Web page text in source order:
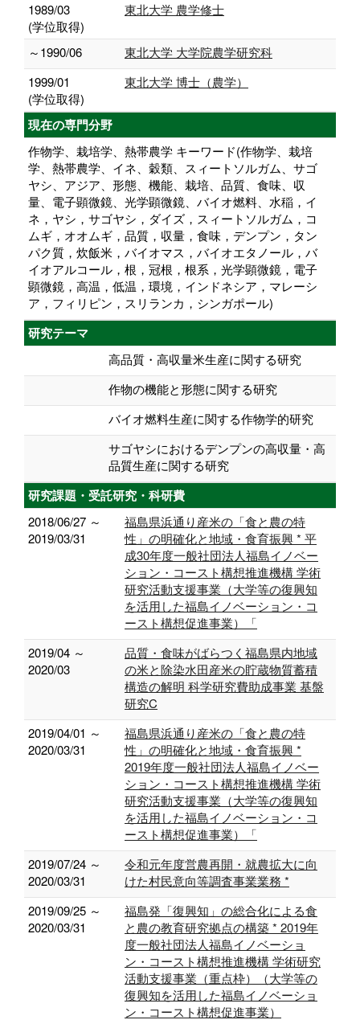
1989/03
(学位取得)
東北大学 農学修士
～1990/06
東北大学 大学院農学研究科
1999/01
(学位取得)
東北大学 博士（農学）
現在の専門分野
作物学、栽培学、熱帯農学 キーワード(作物学、栽培
学、熱帯農学、イネ、穀類、スィートソルガム、サゴ
ヤシ、アジア、形態、機能、栽培、品質、食味、収
量、電子顕微鏡、光学顕微鏡、バイオ燃料、水稲，イ
ネ，ヤシ，サゴヤシ，ダイズ，スィートソルガム，コ
ムギ，オオムギ，品質，収量，食味，デンプン，タン
パク質，炊飯米，バイオマス，バイオエタノール，バ
イオアルコール，根，冠根，根系，光学顕微鏡，電子
顕微鏡，高温，低温，環境，インドネシア，マレーシ
ア，フィリピン，スリランカ，シンガポール)
研究テーマ
高品質・高収量米生産に関する研究
作物の機能と形態に関する研究
バイオ燃料生産に関する作物学的研究
サゴヤシにおけるデンプンの高収量・高
品質生産に関する研究
研究課題・受託研究・科研費
2018/06/27 ～
2019/03/31
福島県浜通り産米の「食と農の特
性」の明確化と地域・食育振興 * 平
成30年度一般社団法人福島イノベー
ション・コースト構想推進機構 学術
研究活動支援事業（大学等の復興知
を活用した福島イノベーション・コ
ースト構想促進事業）「
2019/04 ～
2020/03
品質・食味がばらつく福島県内地域
の米と除染水田産米の貯蔵物質蓄積
構造の解明 科学研究費助成事業 基盤
研究C
2019/04/01 ～
2020/03/31
福島県浜通り産米の「食と農の特
性」の明確化と地域・食育振興 *
2019年度一般社団法人福島イノベー
ション・コースト構想推進機構 学術
研究活動支援事業（大学等の復興知
を活用した福島イノベーション・コ
ースト構想促進事業）「
2019/07/24 ～
2020/03/31
令和元年度営農再開・就農拡大に向
けた村民意向等調査事業業務 *
2019/09/25 ～
2020/03/31
福島発「復興知」の総合化による食
と農の教育研究拠点の構築 * 2019年
度一般社団法人福島イノベーショ
ン・コースト構想推進機構 学術研究
活動支援事業（重点枠）（大学等の
復興知を活用した福島イノベーショ
ン・コースト構想促進事業）